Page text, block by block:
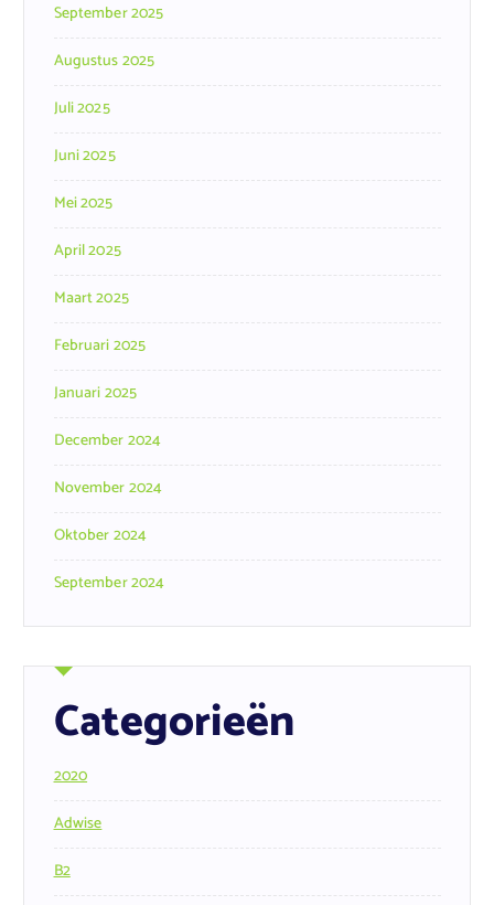
September 2025
Augustus 2025
Juli 2025
Juni 2025
Mei 2025
April 2025
Maart 2025
Februari 2025
Januari 2025
December 2024
November 2024
Oktober 2024
September 2024
Categorieën
2020
Adwise
B2